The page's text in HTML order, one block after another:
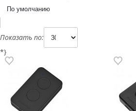
Показать по:
*}